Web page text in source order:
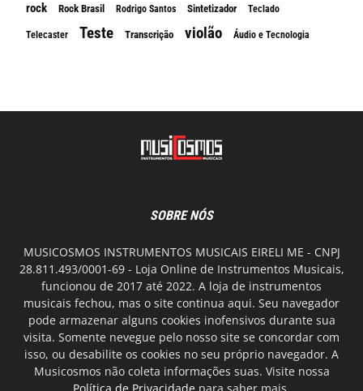
rock Rock Brasil Rodrigo Santos Sintetizador Teclado
Telecaster Teste Transcrição violão Áudio e Tecnologia
SOBRE NÓS
MUSICOSMOS INSTRUMENTOS MUSICAIS EIRELI ME - CNPJ
28.811.493/0001-69 - Loja Online de Instrumentos Musicais,
funcionou de 2017 até 2022. A loja de instrumentos
musicais fechou, mas o site continua aqui. Seu navegador
pode armazenar alguns cookies inofensivos durante sua
visita. Somente nevegue pelo nosso site se concordar com
isso, ou desabilite os cookies no seu próprio navegador. A
Musicosmos não coleta informações suas. Visite nossa